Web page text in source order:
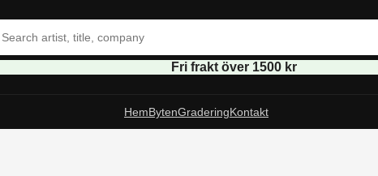
Fri frakt över 1500 kr
HemBytenGraderingKontakt